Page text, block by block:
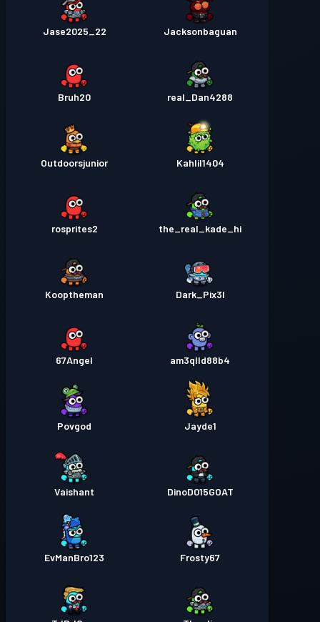
Jacksonbaguan
Jase2025_22
real_Dan4288
Bruh20
Kahlil1404
Outdoorsjunior
the_real_kade_hi
rosprites2
Dark_Pix3l
Kooptheman
am3qlld88b4
67Angel
Jayde1
Povgod
DinoD015GOAT
Vaishant
Frosty67
EvManBro123